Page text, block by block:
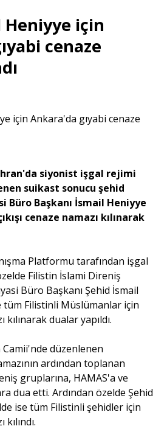
Derkenar
Sivil Toplum
Kültür - Sanat
Dünya
Söyleşi
Yazı Dizisi
Portre
Yazarlar
Heniyye için
cenaze
siyonist işgal rejimi
suikast sonucu şehid
Büro Başkanı İsmail Heniyye
cenaze namazı kılınarak
Platformu tarafından işgal
Filistin İslami Direniş
Büro Başkanı Şehid İsmail
tüm Filistinli Müslümanlar için
kılınarak dualar yapıldı.
Camii'nde düzenlenen
ardından toplanan
gruplarına, HAMAS'a ve
dua etti. Ardından özelde Şehid
ise tüm Filistinli şehidler için